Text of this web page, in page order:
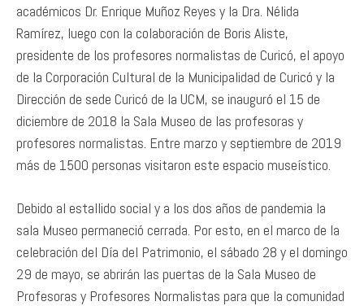
académicos Dr. Enrique Muñoz Reyes y la Dra. Nélida
Ramírez, luego con la colaboración de Boris Aliste,
presidente de los profesores normalistas de Curicó, el apoyo
de la Corporación Cultural de la Municipalidad de Curicó y la
Dirección de sede Curicó de la UCM, se inauguró el 15 de
diciembre de 2018 la Sala Museo de las profesoras y
profesores normalistas. Entre marzo y septiembre de 2019
más de 1500 personas visitaron este espacio museístico.
Debido al estallido social y a los dos años de pandemia la
sala Museo permaneció cerrada. Por esto, en el marco de la
celebración del Día del Patrimonio, el sábado 28 y el domingo
29 de mayo, se abrirán las puertas de la Sala Museo de
Profesoras y Profesores Normalistas para que la comunidad